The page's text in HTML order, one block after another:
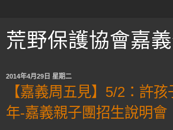
荒野保護協會嘉
2014年4月29日 星期二
【嘉義周五見】5/2：許
年-嘉義親子團招生說明會